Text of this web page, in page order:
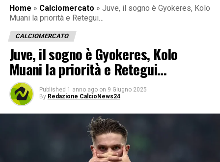
Home » Calciomercato » Juve, il sogno è Gyokeres, Kolo
Muani la priorità e Retegui…
CALCIOMERCATO
Juve, il sogno è Gyokeres, Kolo
Muani la priorità e Retegui…
Published 1 anno ago on 9 Giugno 2025
By Redazione CalcioNews24